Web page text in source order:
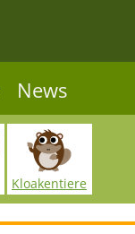
News
Kloakentiere